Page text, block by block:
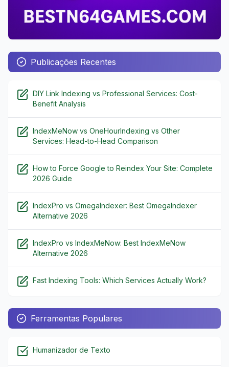
Publicações Recentes
DIY Link Indexing vs Professional Services: Cost-
Benefit Analysis
IndexMeNow vs OneHourIndexing vs Other
Services: Head-to-Head Comparison
How to Force Google to Reindex Your Site: Complete
2026 Guide
IndexPro vs OmegaIndexer: Best OmegaIndexer
Alternative 2026
IndexPro vs IndexMeNow: Best IndexMeNow
Alternative 2026
Fast Indexing Tools: Which Services Actually Work?
Ferramentas Populares
Humanizador de Texto